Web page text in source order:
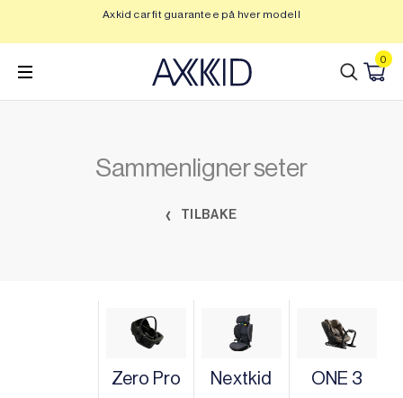
innhold
Axkid car fit guarantee på hver modell
0
Sammenligner seter
TILBAKE
Zero Pro Nextkid ONE 3